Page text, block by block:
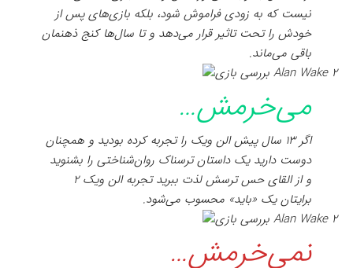
نیست که به زودی فراموش شود، بلکه بازی‌های پس از
خودش را تحت تاثیر قرار می‌دهد و تا سال‌ها کنج ذهنمان
باقی می‌ماند.
می‌خرمش…
اگر ۱۳ سال پیش الن ویک را تجربه کرده بودید و همچنان
دوست دارید یک داستان ترسناک روان‌شناختی را بشنوید
و از القای حس ترسش لذت ببرید تجربه الن ویک ۲
برایتان یک «باید» محسوب می‌شود.
نمی‌خرمش…